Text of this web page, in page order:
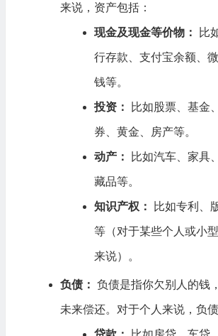
来说，资产包括：
现金及现金等价物： 比
行存款、支付宝余额、
钱等。
投资： 比如股票、基金
券、黄金、房产等。
动产： 比如汽车、家具
藏品等。
知识产权： 比如专利、
等（对于某些个人或小
来说）。
负债： 负债是指你欠别人的钱
未来偿还。对于个人来说，负债